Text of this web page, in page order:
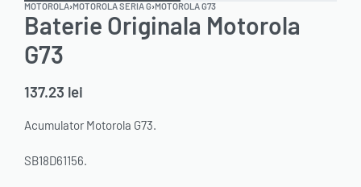
MOTOROLA›MOTOROLA SERIA G›MOTOROLA G73
Baterie Originala Motorola
G73
137.23 lei
Acumulator Motorola G73.
SB18D61156.